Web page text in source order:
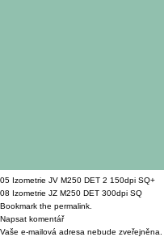
05 Izometrie JV M250 DET 2 150dpi SQ+
08 Izometrie JZ M250 DET 300dpi SQ
Bookmark the permalink
Napsat komentář
Vaše e-mailová adresa nebude zveřejněna.